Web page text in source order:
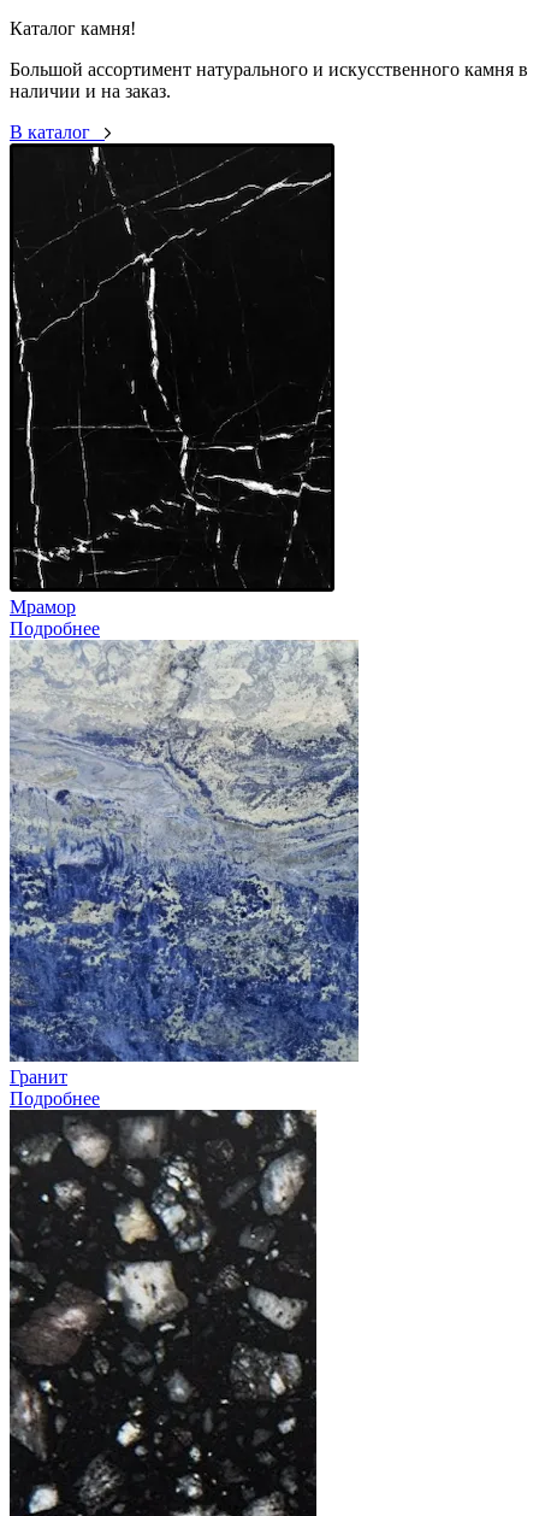
Каталог камня!
Большой ассортимент натурального и искусственного камня в
наличии и на заказ.
В каталог
Мрамор
Подробнее
Гранит
Подробнее